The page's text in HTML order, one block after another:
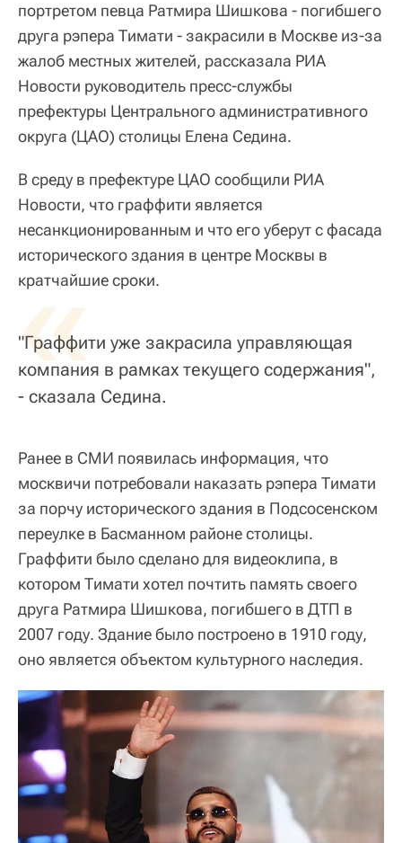
портретом певца Ратмира Шишкова - погибшего
друга рэпера Тимати - закрасили в Москве из-за
жалоб местных жителей, рассказала РИА
Новости руководитель пресс-службы
префектуры Центрального административного
округа (ЦАО) столицы Елена Седина.
В среду в префектуре ЦАО сообщили РИА
Новости, что граффити является
несанкционированным и что его уберут с фасада
исторического здания в центре Москвы в
кратчайшие сроки.
«
"Граффити уже закрасила управляющая
компания в рамках текущего содержания",
- сказала Седина.
Ранее в СМИ появилась информация, что
москвичи потребовали наказать рэпера Тимати
за порчу исторического здания в Подсосенском
переулке в Басманном районе столицы.
Граффити было сделано для видеоклипа, в
котором Тимати хотел почтить память своего
друга Ратмира Шишкова, погибшего в ДТП в
2007 году. Здание было построено в 1910 году,
оно является объектом культурного наследия.